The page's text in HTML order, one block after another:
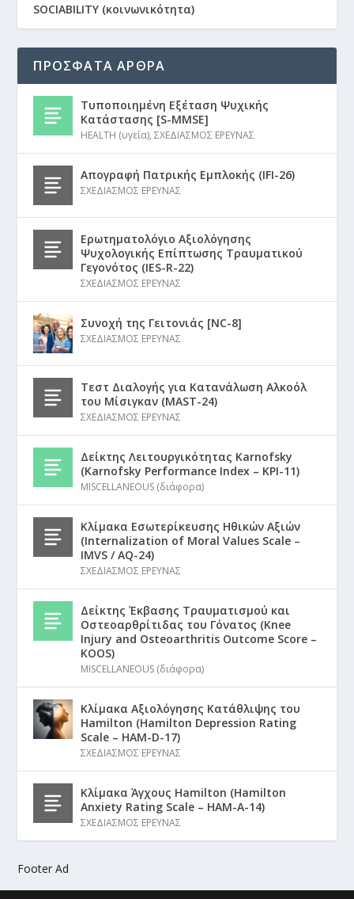
SOCIABILITY (κοινωνικότητα)
ΠΡΟΣΦΑΤΑ ΑΡΘΡΑ
Τυποποιημένη Εξέταση Ψυχικής
Κατάστασης [S-MMSE]
HEALTH (υγεία),ΣΧΕΔΙΑΣΜΟΣ ΕΡΕΥΝΑΣ
Απογραφή Πατρικής Εμπλοκής (IFI-26)
ΣΧΕΔΙΑΣΜΟΣ ΕΡΕΥΝΑΣ
Ερωτηματολόγιο Αξιολόγησης
Ψυχολογικής Επίπτωσης Τραυματικού
Γεγονότος (IES-R-22)
ΣΧΕΔΙΑΣΜΟΣ ΕΡΕΥΝΑΣ
Συνοχή της Γειτονιάς [NC-8]
ΣΧΕΔΙΑΣΜΟΣ ΕΡΕΥΝΑΣ
Τεστ Διαλογής για Κατανάλωση Αλκοόλ
του Μίσιγκαν (MAST-24)
ΣΧΕΔΙΑΣΜΟΣ ΕΡΕΥΝΑΣ
Δείκτης Λειτουργικότητας Karnofsky
(Karnofsky Performance Index – KPI-11)
MISCELLANEOUS (διάφορα)
Κλίμακα Εσωτερίκευσης Ηθικών Αξιών
(Internalization of Moral Values Scale –
IMVS / AQ-24)
ΣΧΕΔΙΑΣΜΟΣ ΕΡΕΥΝΑΣ
Δείκτης Έκβασης Τραυματισμού και
Οστεοαρθρίτιδας του Γόνατος (Knee
Injury and Osteoarthritis Outcome Score –
KOOS)
MISCELLANEOUS (διάφορα)
Κλίμακα Αξιολόγησης Κατάθλιψης του
Hamilton (Hamilton Depression Rating
Scale – HAM-D-17)
ΣΧΕΔΙΑΣΜΟΣ ΕΡΕΥΝΑΣ
Κλίμακα Άγχους Hamilton (Hamilton
Anxiety Rating Scale – HAM-A-14)
ΣΧΕΔΙΑΣΜΟΣ ΕΡΕΥΝΑΣ
Footer Ad